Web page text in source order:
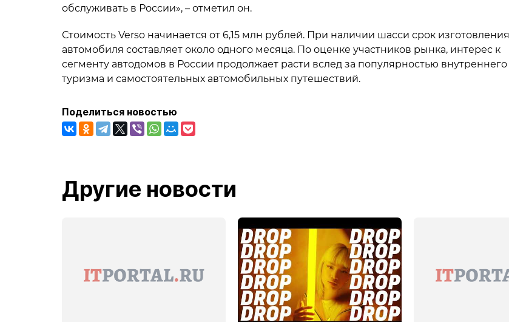
обслуживать в России», – отметил он.
Стоимость Verso начинается от 6,15 млн рублей. При наличии шасси срок изготовления
автомобиля составляет около одного месяца. По оценке участников рынка, интерес к
сегменту автодомов в России продолжает расти вслед за популярностью внутреннего
туризма и самостоятельных автомобильных путешествий.
Поделиться новостью
Другие новости